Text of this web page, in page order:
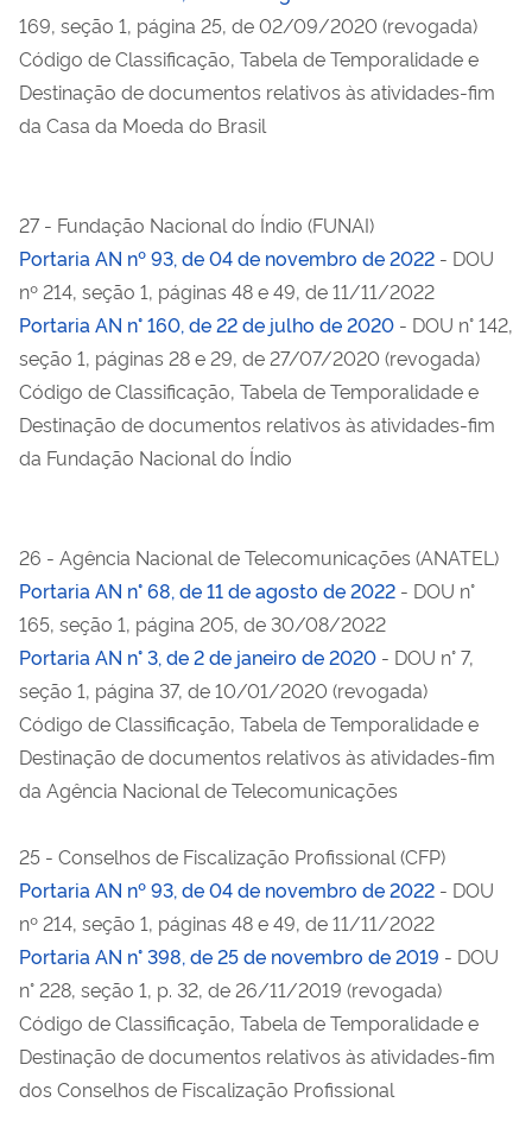
169, seção 1, página 25, de 02/09/2020 (revogada)
Código de Classificação, Tabela de Temporalidade e
Destinação de documentos relativos às atividades-fim
da Casa da Moeda do Brasil
27 - Fundação Nacional do Índio (FUNAI)
Portaria AN nº 93, de 04 de novembro de 2022 - DOU
nº 214, seção 1, páginas 48 e 49, de 11/11/2022
Portaria AN n° 160, de 22 de julho de 2020 - DOU n° 142,
seção 1, páginas 28 e 29, de 27/07/2020 (revogada)
Código de Classificação, Tabela de Temporalidade e
Destinação de documentos relativos às atividades-fim
da Fundação Nacional do Índio
26 - Agência Nacional de Telecomunicações (ANATEL)
Portaria AN n° 68, de 11 de agosto de 2022 - DOU n°
165, seção 1, página 205, de 30/08/2022
Portaria AN n° 3, de 2 de janeiro de 2020 - DOU n° 7,
seção 1, página 37, de 10/01/2020 (revogada)
Código de Classificação, Tabela de Temporalidade e
Destinação de documentos relativos às atividades-fim
da Agência Nacional de Telecomunicações
25 - Conselhos de Fiscalização Profissional (CFP)
Portaria AN nº 93, de 04 de novembro de 2022 - DOU
nº 214, seção 1, páginas 48 e 49, de 11/11/2022
Portaria AN n° 398, de 25 de novembro de 2019 - DOU
n° 228, seção 1, p. 32, de 26/11/2019 (revogada)
Código de Classificação, Tabela de Temporalidade e
Destinação de documentos relativos às atividades-fim
dos Conselhos de Fiscalização Profissional